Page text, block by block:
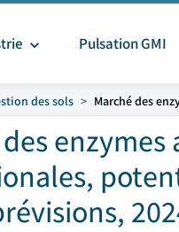
Pulsation GMI
des sols Marché des